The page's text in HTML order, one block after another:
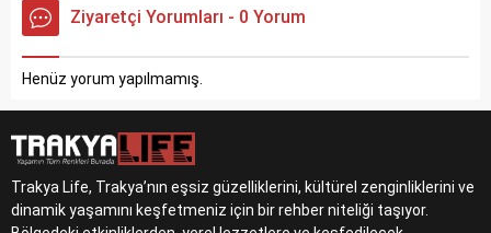
Ziyaretçi Yorumları - 0 Yorum
Henüz yorum yapılmamış.
Trakya Life, Trakya’nın eşsiz güzelliklerini, kültürel zenginliklerini ve
dinamik yaşamını keşfetmeniz için bir rehber niteliği taşıyor.